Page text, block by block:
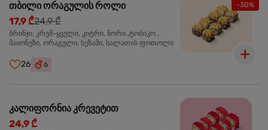
-30%
თბილი ორაგულის როლი
17,9 ₾24,9 ₾
ბრინჯი, კრემ-ყველი, კიტრი, ნორი ,ტობიკო ,
მაიონეზი, ორაგული, სეზამი, სალათის ფოთოლი
26 6
კალიფორნია კრევეტით
24,9 ₾